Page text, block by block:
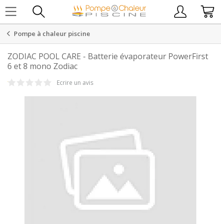
Pompe à chaleur piscine
ZODIAC POOL CARE - Batterie évaporateur PowerFirst
6 et 8 mono Zodiac
Ecrire un avis